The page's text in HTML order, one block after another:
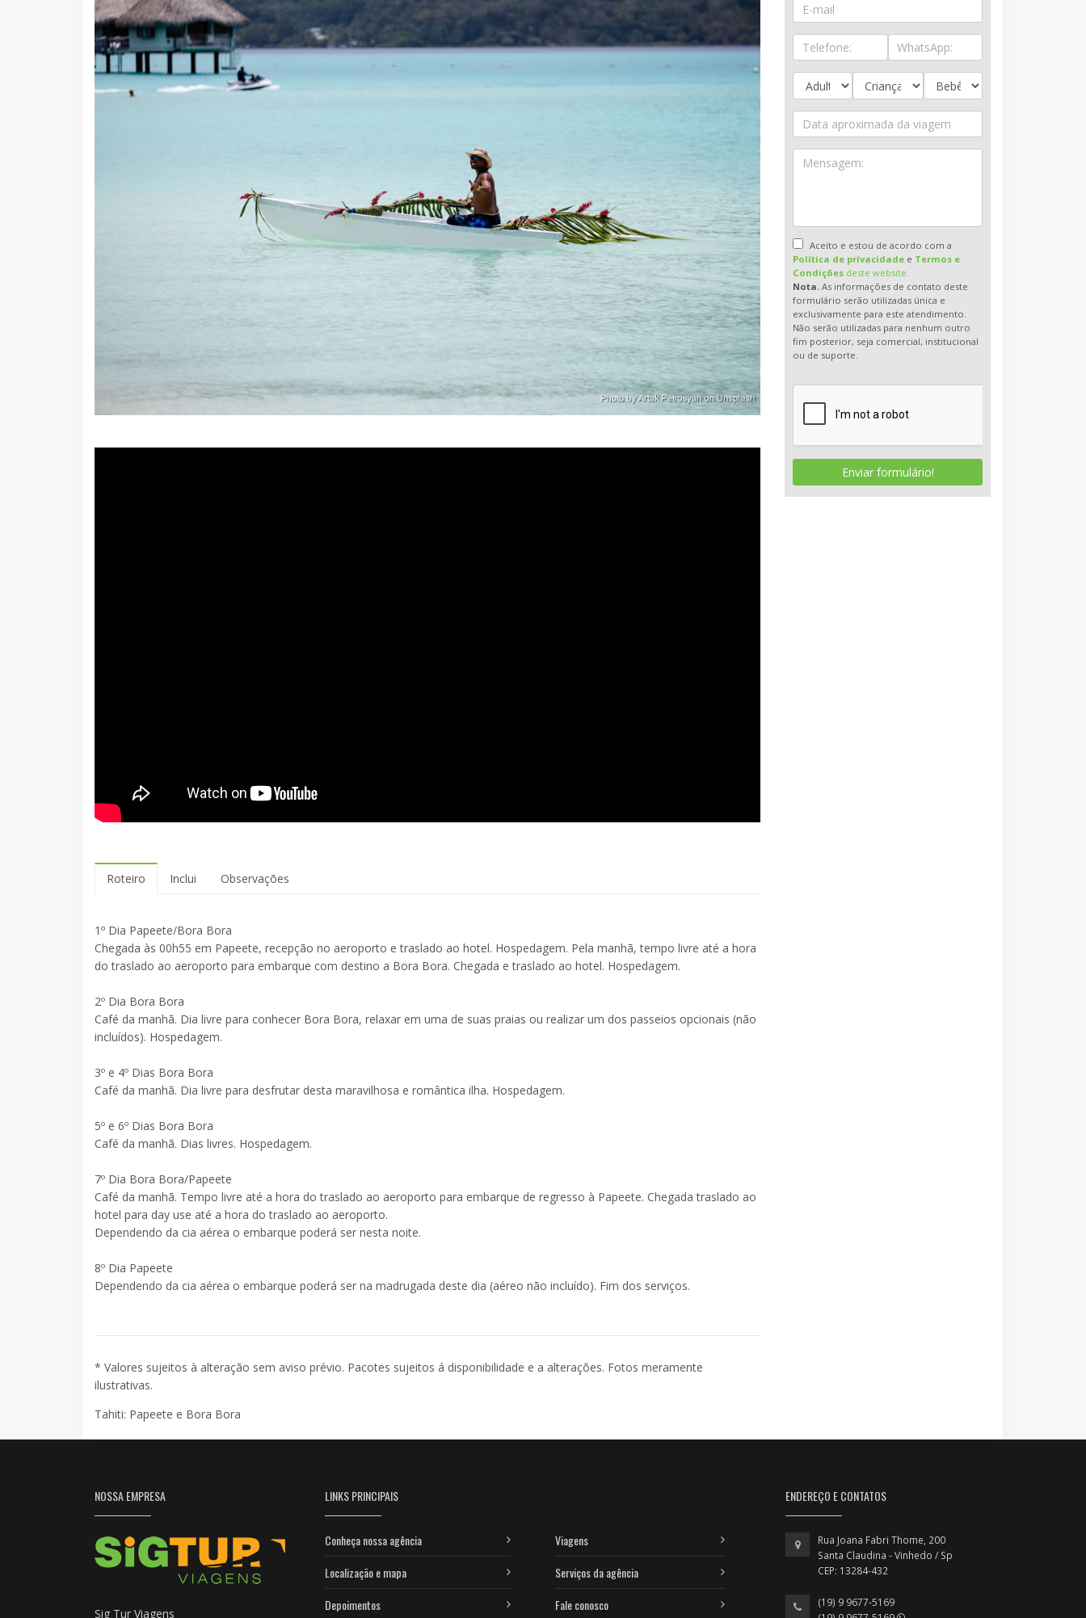
Roteiro Inclui Observações
1º Dia Papeete/Bora Bora
Chegada às 00h55 em Papeete, recepção no aeroporto e traslado ao hotel. Hospedagem. Pela manhã, tempo livre até a hora
do traslado ao aeroporto para embarque com destino a Bora Bora. Chegada e traslado ao hotel. Hospedagem.
2º Dia Bora Bora
Café da manhã. Dia livre para conhecer Bora Bora, relaxar em uma de suas praias ou realizar um dos passeios opcionais (não
incluídos). Hospedagem.
3º e 4º Dias Bora Bora
Café da manhã. Dia livre para desfrutar desta maravilhosa e romântica ilha. Hospedagem.
5º e 6º Dias Bora Bora
Café da manhã. Dias livres. Hospedagem.
7º Dia Bora Bora/Papeete
Café da manhã. Tempo livre até a hora do traslado ao aeroporto para embarque de regresso à Papeete. Chegada traslado ao
hotel para day use até a hora do traslado ao aeroporto.
Dependendo da cia aérea o embarque poderá ser nesta noite.
8º Dia Papeete
Dependendo da cia aérea o embarque poderá ser na madrugada deste dia (aéreo não incluído). Fim dos serviços.
* Valores sujeitos à alteração sem aviso prévio. Pacotes sujeitos á disponibilidade e a alterações. Fotos meramente
ilustrativas.
Tahiti: Papeete e Bora Bora
Aceito e estou de acordo com a
Política de privacidade e Termos e
Condições deste website.
Nota. As informações de contato deste
formulário serão utilizadas única e
exclusivamente para este atendimento.
Não serão utilizadas para nenhum outro
fim posterior, seja comercial, institucional
ou de suporte.
Enviar formulário!
NOSSA EMPRESA
Sig Tur Viagens
LINKS PRINCIPAIS
Conheça nossa agência
Localização e mapa
Depoimentos
Viagens
Serviços da agência
Fale conosco
ENDEREÇO E CONTATOS
Rua Joana Fabri Thome, 200
Santa Claudina - Vinhedo / Sp
CEP: 13284-432
(19) 9 9677-5169